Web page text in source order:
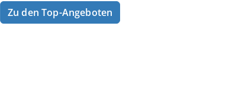
Zu den Top-Angeboten